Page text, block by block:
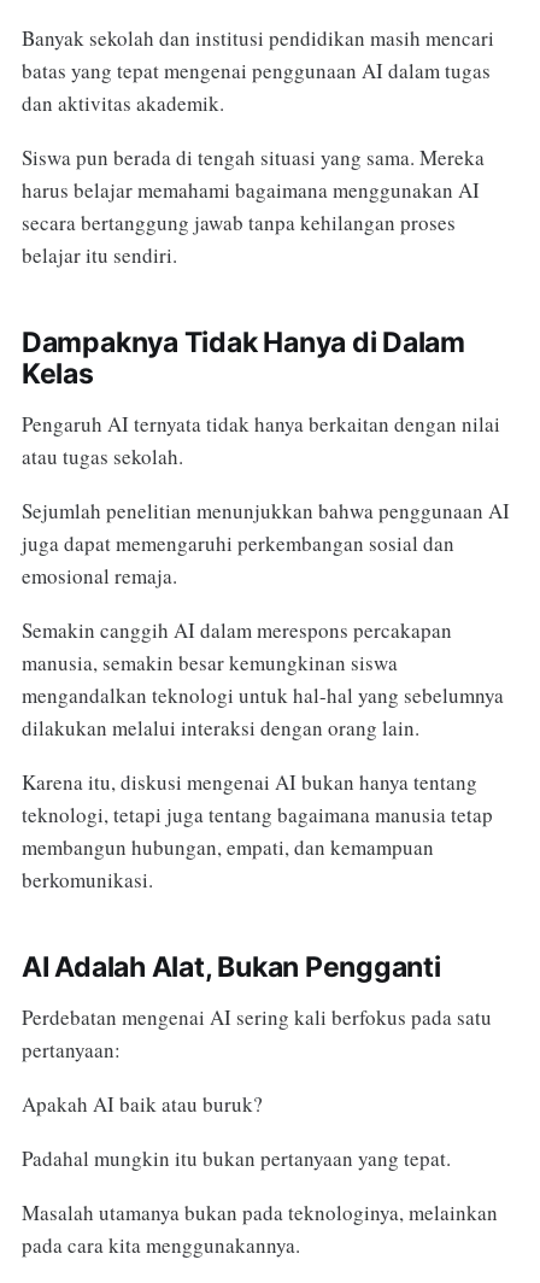
Banyak sekolah dan institusi pendidikan masih mencari
batas yang tepat mengenai penggunaan AI dalam tugas
dan aktivitas akademik.
Siswa pun berada di tengah situasi yang sama. Mereka
harus belajar memahami bagaimana menggunakan AI
secara bertanggung jawab tanpa kehilangan proses
belajar itu sendiri.
Dampaknya Tidak Hanya di Dalam
Kelas
Pengaruh AI ternyata tidak hanya berkaitan dengan nilai
atau tugas sekolah.
Sejumlah penelitian menunjukkan bahwa penggunaan AI
juga dapat memengaruhi perkembangan sosial dan
emosional remaja.
Semakin canggih AI dalam merespons percakapan
manusia, semakin besar kemungkinan siswa
mengandalkan teknologi untuk hal-hal yang sebelumnya
dilakukan melalui interaksi dengan orang lain.
Karena itu, diskusi mengenai AI bukan hanya tentang
teknologi, tetapi juga tentang bagaimana manusia tetap
membangun hubungan, empati, dan kemampuan
berkomunikasi.
AI Adalah Alat, Bukan Pengganti
Perdebatan mengenai AI sering kali berfokus pada satu
pertanyaan:
Apakah AI baik atau buruk?
Padahal mungkin itu bukan pertanyaan yang tepat.
Masalah utamanya bukan pada teknologinya, melainkan
pada cara kita menggunakannya.